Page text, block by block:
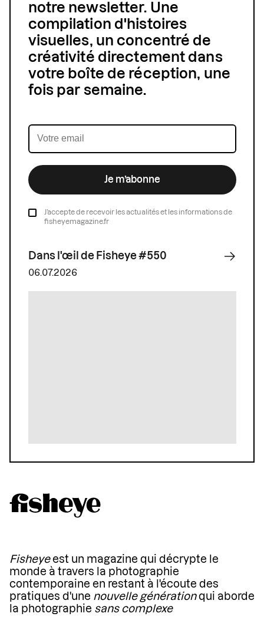
notre newsletter. Une
compilation d'histoires
visuelles, un concentré de
créativité directement dans
votre boîte de réception, une
fois par semaine.
Je m’abonne
J’accepte de recevoir les actualités et les informations de
fisheyemagazine.fr
Dans l'œil de Fisheye #550
06.07.2026
Fisheyeest un magazine qui décrypte le
monde à travers la photographie
contemporaine en restant à l'écoute des
pratiques d'une nouvelle générationqui aborde
la photographie sans complexe